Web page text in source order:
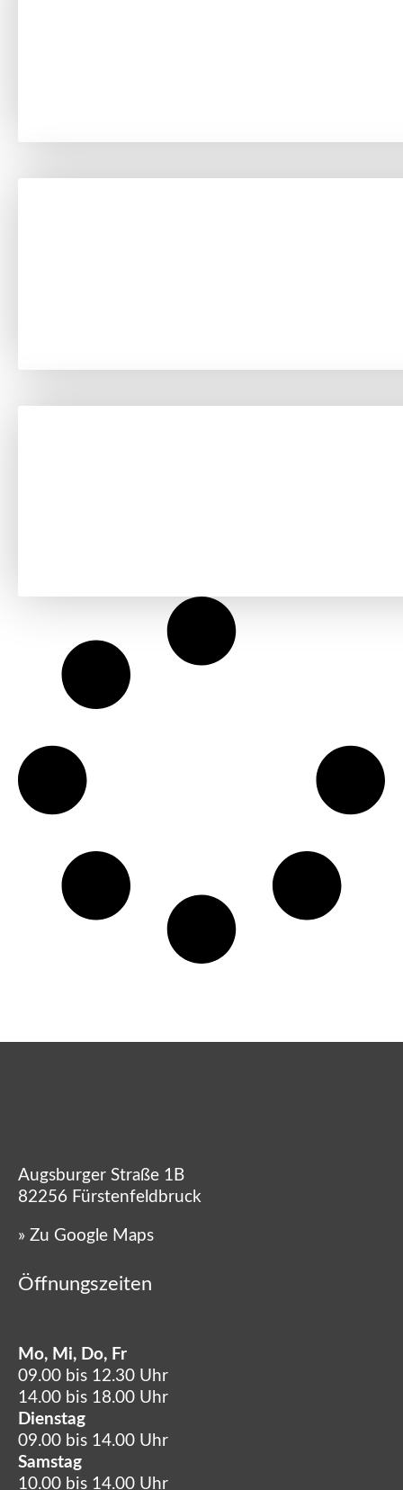
Augsburger Straße 1B
82256 Fürstenfeldbruck
» Zu Google Maps
Öffnungszeiten
Mo, Mi, Do, Fr
09.00 bis 12.30 Uhr
14.00 bis 18.00 Uhr
Dienstag
09.00 bis 14.00 Uhr
Samstag
10.00 bis 14.00 Uhr